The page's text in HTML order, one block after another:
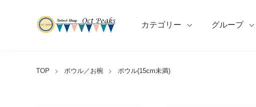
カテゴリー グループ
TOP ボウル／お椀 ボウル(15cm未満)